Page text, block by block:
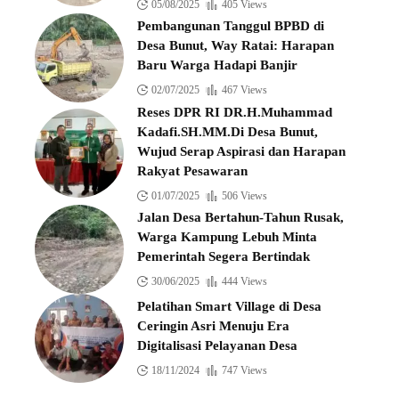
05/08/2025 405 Views
Pembangunan Tanggul BPBD di
Desa Bunut, Way Ratai: Harapan
Baru Warga Hadapi Banjir
02/07/2025 467 Views
Reses DPR RI DR.H.Muhammad
Kadafi.SH.MM.Di Desa Bunut,
Wujud Serap Aspirasi dan Harapan
Rakyat Pesawaran
01/07/2025 506 Views
Jalan Desa Bertahun-Tahun Rusak,
Warga Kampung Lebuh Minta
Pemerintah Segera Bertindak
30/06/2025 444 Views
Pelatihan Smart Village di Desa
Ceringin Asri Menuju Era
Digitalisasi Pelayanan Desa
18/11/2024 747 Views